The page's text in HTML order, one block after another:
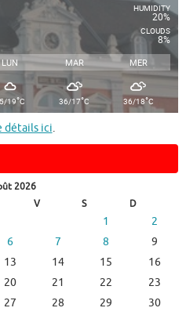
HUMIDITY
20%
CLOUDS
8%
LUN MAR MER
19°C 36/17°C 36/18°C
détails ici.
2026
V S D
1
2
6 7 8
9
13 14 15
16
20 21 22
23
27 28 29
30